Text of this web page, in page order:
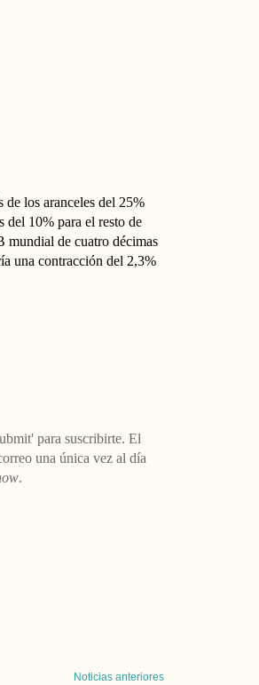
los aranceles del 25%
del 10% para el resto de
mundial de cuatro décimas
una contracción del 2,3%
para suscribirte. El
una única vez al día
.
Noticias anteriores